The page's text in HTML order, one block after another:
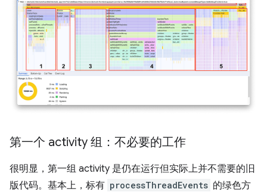
第一个 activity 组：不必要的工作
很明显，第一组 activity 是仍在运行但实际上并不需要的旧
版代码。基本上，标有 processThreadEvents 的绿色方